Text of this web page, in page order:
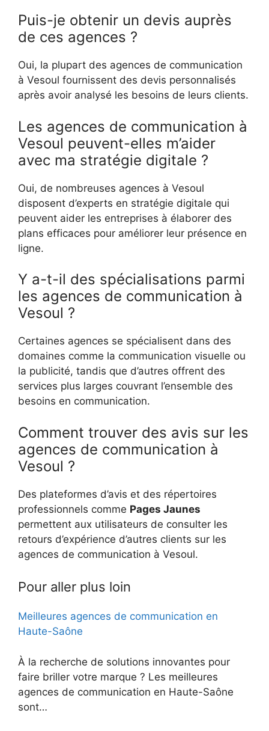
Puis-je obtenir un devis auprès
de ces agences ?
Oui, la plupart des agences de communication
à Vesoul fournissent des devis personnalisés
après avoir analysé les besoins de leurs clients.
Les agences de communication à
Vesoul peuvent-elles m’aider
avec ma stratégie digitale ?
Oui, de nombreuses agences à Vesoul
disposent d’experts en stratégie digitale qui
peuvent aider les entreprises à élaborer des
plans efficaces pour améliorer leur présence en
ligne.
Y a-t-il des spécialisations parmi
les agences de communication à
Vesoul ?
Certaines agences se spécialisent dans des
domaines comme la communication visuelle ou
la publicité, tandis que d’autres offrent des
services plus larges couvrant l’ensemble des
besoins en communication.
Comment trouver des avis sur les
agences de communication à
Vesoul ?
Des plateformes d’avis et des répertoires
professionnels comme Pages Jaunes
permettent aux utilisateurs de consulter les
retours d’expérience d’autres clients sur les
agences de communication à Vesoul.
Pour aller plus loin
Meilleures agences de communication en
Haute-Saône
À la recherche de solutions innovantes pour
faire briller votre marque ? Les meilleures
agences de communication en Haute-Saône
sont…